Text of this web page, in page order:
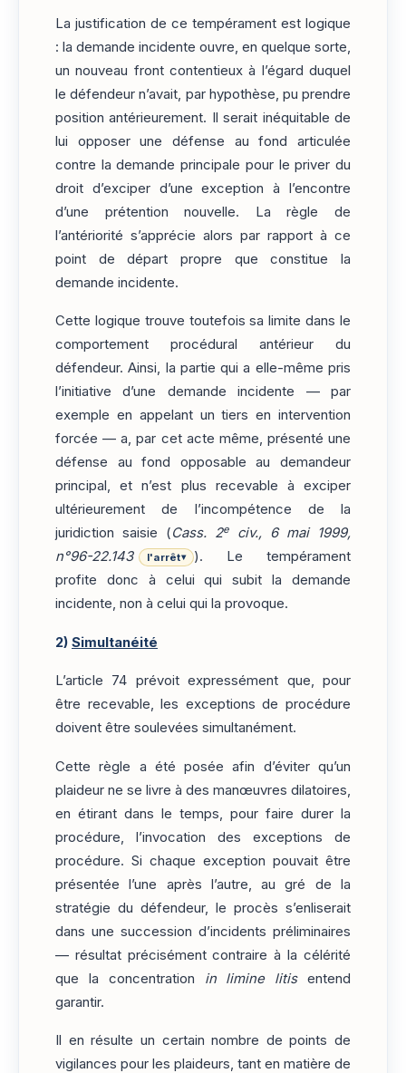
La justification de ce tempérament est logique
: la demande incidente ouvre, en quelque sorte,
un nouveau front contentieux à l’égard duquel
le défendeur n’avait, par hypothèse, pu prendre
position antérieurement. Il serait inéquitable de
lui opposer une défense au fond articulée
contre la demande principale pour le priver du
droit d’exciper d’une exception à l’encontre
d’une prétention nouvelle. La règle de
l’antériorité s’apprécie alors par rapport à ce
point de départ propre que constitue la
demande incidente.
Cette logique trouve toutefois sa limite dans le
comportement procédural antérieur du
défendeur. Ainsi, la partie qui a elle-même pris
l’initiative d’une demande incidente — par
exemple en appelant un tiers en intervention
forcée — a, par cet acte même, présenté une
défense au fond opposable au demandeur
principal, et n’est plus recevable à exciper
ultérieurement de l’incompétence de la
juridiction saisie (Cass. 2e
civ., 6 mai 1999,
n°96-22.143
l'arrêt▾
). Le tempérament
profite donc à celui qui subit la demande
incidente, non à celui qui la provoque.
2) Simultanéité
L’article 74 prévoit expressément que, pour
être recevable, les exceptions de procédure
doivent être soulevées simultanément.
Cette règle a été posée afin d’éviter qu’un
plaideur ne se livre à des manœuvres dilatoires,
en étirant dans le temps, pour faire durer la
procédure, l’invocation des exceptions de
procédure. Si chaque exception pouvait être
présentée l’une après l’autre, au gré de la
stratégie du défendeur, le procès s’enliserait
dans une succession d’incidents préliminaires
— résultat précisément contraire à la célérité
que la concentration in limine litisentend
garantir.
Il en résulte un certain nombre de points de
vigilances pour les plaideurs, tant en matière de